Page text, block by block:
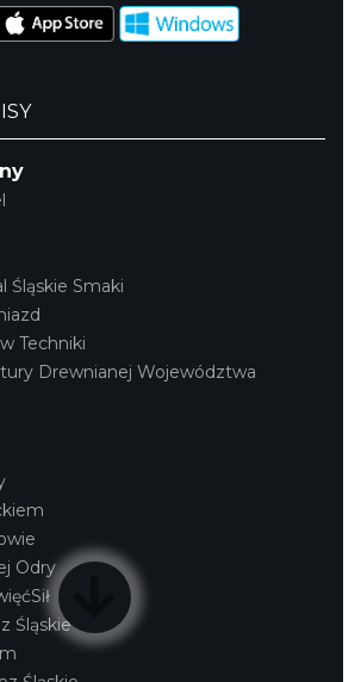
Śląskie Smaki
Techniki
Drewnianej Województwa
Odry
Śląskie